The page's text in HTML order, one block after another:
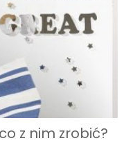
z nim zrobić?